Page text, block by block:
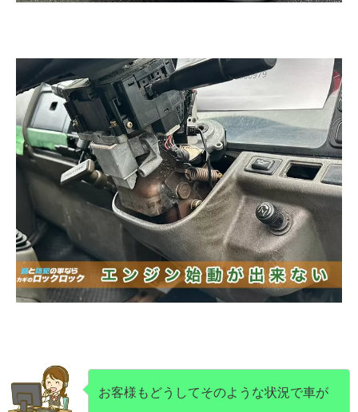
お客様もどうしてそのような状況で車が